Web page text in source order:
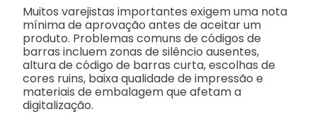
Muitos varejistas importantes exigem uma nota
mínima de aprovação antes de aceitar um
produto. Problemas comuns de códigos de
barras incluem zonas de silêncio ausentes,
altura de código de barras curta, escolhas de
cores ruins, baixa qualidade de impressão e
materiais de embalagem que afetam a
digitalização.